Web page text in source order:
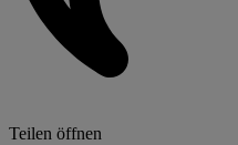
Teilen öffnen